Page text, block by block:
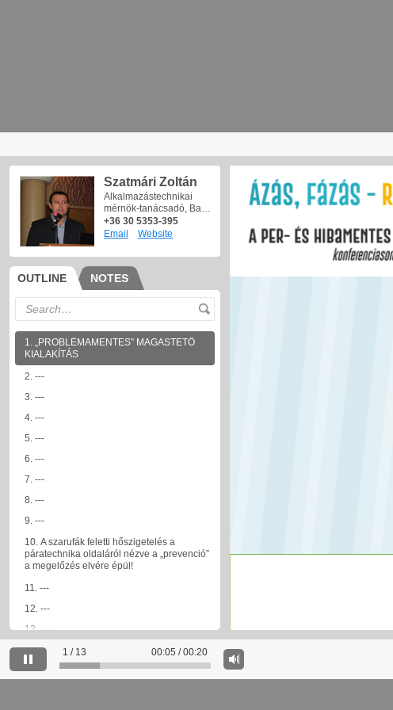
1. „PROBLÉMAMENTES” MAGASTETŐ
KIALAKÍTÁS
2. ---
3. ---
4. ---
5. ---
6. ---
7. ---
8. ---
9. ---
10. A szarufák feletti hőszigetelés a
páratechnika oldaláról nézve a „prevenció”
a megelőzés elvére épül!
11. ---
12. ---
13. ---
OUTLINE NOTES
Szatmári Zoltán
Alkalmazástechnikai
mérnök-tanácsadó, Ba…
+36 30 5353-395
Email
Website
1 / 13 00:05 / 00:20